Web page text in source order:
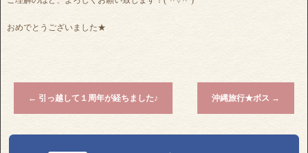
おめでとうございました★
← 引っ越して１周年が経ちました♪ 沖縄旅行★ボス →